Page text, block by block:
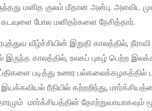
மனித குலம் மீதான அன்பு. அளவிட
போல மனிதர்களை நேசித்தார்.
இருந்த காலத்தில், உலகப் புகழ் பெற்ற
படித்து உணர பல்கலைக்கழகத்தில்
ரீதியில் கற்றறிந்து,
மார்க்சியத்தின் தோற்றுவாயாகவும்